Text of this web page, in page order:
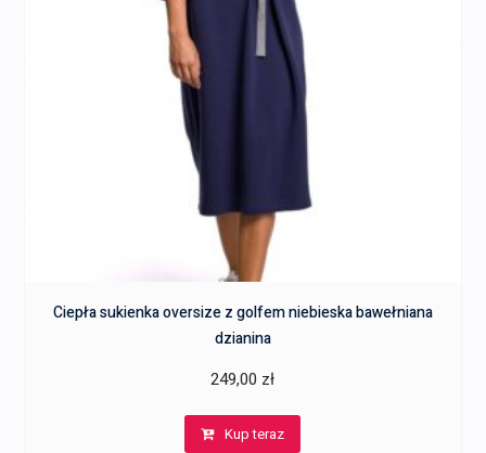
Ciepła sukienka oversize z golfem niebieska bawełniana
dzianina
249,00 zł
Kup teraz